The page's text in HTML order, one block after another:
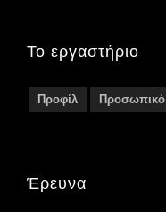
Το εργαστήριο
Προφίλ Προσωπικό
Έρευνα